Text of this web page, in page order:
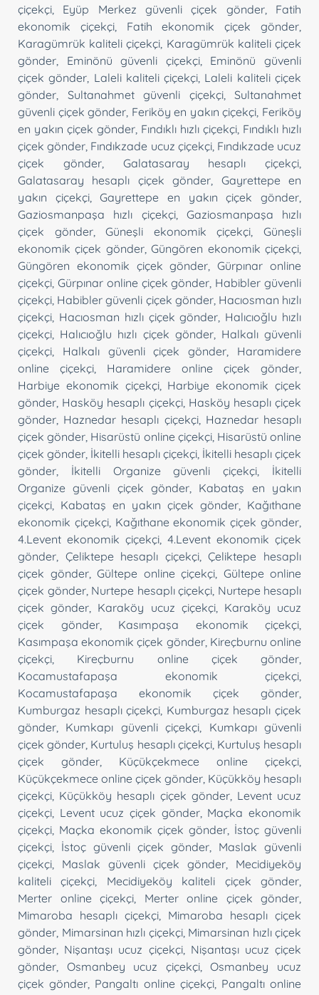
çiçekçi
Eyüp Merkez güvenli çiçek gönder, Fatih
ekonomik çiçekçi, Fatih ekonomik çiçek gönder
Karagümrük kaliteli çiçekçi Karagümrük kaliteli çiçek
gönder
Eminönü güvenli çiçekçi, Eminönü güvenli
çiçek gönder Laleli kaliteli çiçekçi Laleli kaliteli çiçek
gönder
Sultanahmet güvenli çiçekçi, Sultanahmet
güvenli çiçek gönder Feriköy en yakın çiçekçi Feriköy
en yakın çiçek gönder Fındıklı hızlı çiçekçi Fındıklı hızlı
çiçek gönder Fındıkzade ucuz çiçekçi, Fındıkzade ucuz
çiçek gönder, Galatasaray hesaplı çiçekçi
Galatasaray hesaplı çiçek gönder
Gayrettepe en
yakın çiçekçi,Gayrettepe en yakın çiçek gönder
Gaziosmanpaşa hızlı çiçekçi, Gaziosmanpaşa hızlı
çiçek gönder,Güneşli ekonomik çiçekçi ,Güneşli
ekonomik çiçek gönder,Güngören ekonomik çiçekçi
Güngören ekonomik çiçek gönder ,Gürpınar online
çiçekçi Gürpınar online çiçek gönder Habibler güvenli
çiçekçi Habibler güvenli çiçek gönder, Hacıosman hızlı
çiçekçi Hacıosman hızlı çiçek gönder Halıcıoğlu hızlı
çiçekçi Halıcıoğlu hızlı çiçek gönder, Halkalı güvenli
çiçekçi
Halkalı güvenli çiçek gönder
Haramidere
online çiçekçi
Haramidere online çiçek gönder
Harbiye ekonomik çiçekçi, Harbiye ekonomik çiçek
gönder Hasköy hesaplı çiçekçi, Hasköy hesaplı çiçek
gönder Haznedar hesaplı çiçekçi, Haznedar hesaplı
çiçek gönder Hisarüstü online çiçekçi, Hisarüstü online
çiçek gönder İkitelli hesaplı çiçekçi İkitelli hesaplı çiçek
gönder
İkitelli Organize güvenli çiçekçi
İkitelli
Organize güvenli çiçek gönder
Kabataş en yakın
çiçekçi
Kabataş en yakın çiçek gönder
Kağıthane
ekonomik çiçekçi, Kağıthane ekonomik çiçek gönder
4.Levent ekonomik çiçekçi 4.Levent ekonomik çiçek
gönder
Çeliktepe hesaplı çiçekçi,Çeliktepe hesaplı
çiçek gönder, Gültepe online çiçekçi Gültepe online
çiçek gönder, Nurtepe hesaplı çiçekçi Nurtepe hesaplı
çiçek gönder
Karaköy ucuz çiçekçi, Karaköy ucuz
çiçek gönder, Kasımpaşa ekonomik çiçekçi
Kasımpaşa ekonomik çiçek gönder, Kireçburnu online
çiçekçi
Kireçburnu online çiçek gönder
Kocamustafapaşa ekonomik çiçekçi
Kocamustafapaşa ekonomik çiçek gönder
Kumburgaz hesaplı çiçekçi Kumburgaz hesaplı çiçek
gönder
Kumkapı güvenli çiçekçi
Kumkapı güvenli
çiçek gönder Kurtuluş hesaplı çiçekçi, Kurtuluş hesaplı
çiçek gönder
Küçükçekmece online çiçekçi
Küçükçekmece online çiçek gönder Küçükköy hesaplı
çiçekçi Küçükköy hesaplı çiçek gönder, Levent ucuz
çiçekçi Levent ucuz çiçek gönder, Maçka ekonomik
çiçekçi Maçka ekonomik çiçek gönder İstoç güvenli
çiçekçi
İstoç güvenli çiçek gönder
Maslak güvenli
çiçekçi
Maslak güvenli çiçek gönder
Mecidiyeköy
kaliteli çiçekçi
Mecidiyeköy kaliteli çiçek gönder
Merter online çiçekçi
Merter online çiçek gönder
Mimaroba hesaplı çiçekçi
Mimaroba hesaplı çiçek
gönder Mimarsinan hızlı çiçekçi, Mimarsinan hızlı çiçek
gönder Nişantaşı ucuz çiçekçi, Nişantaşı ucuz çiçek
gönder
Osmanbey ucuz çiçekçi,Osmanbey ucuz
çiçek gönder Pangaltı online çiçekçi, Pangaltı online